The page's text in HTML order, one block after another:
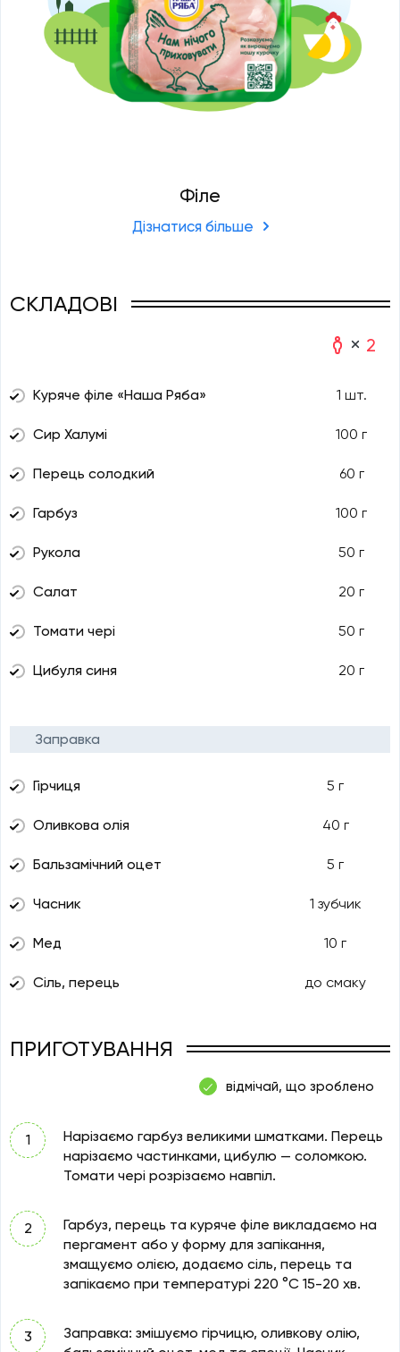
Філе
Дізнатися більше
СКЛАДОВІ
2
Куряче філе «Наша Ряба» 1 шт.
Сир Халумі 100 г
Перець солодкий 60 г
Гарбуз 100 г
Рукола 50 г
Салат 20 г
Томати чері 50 г
Цибуля синя 20 г
Заправка
Гірчиця 5 г
Оливкова олія 40 г
Бальзамічний оцет 5 г
Часник 1 зубчик
Мед 10 г
Сіль, перець до смаку
ПРИГОТУВАННЯ
відмічай, що зроблено
Нарізаємо гарбуз великими шматками. Перець
нарізаємо частинками, цибулю — соломкою.
Томати чері розрізаємо навпіл.
Гарбуз, перець та куряче філе викладаємо на
пергамент або у форму для запікання,
змащуємо олією, додаємо сіль, перець та
запікаємо при температурі 220 °C 15-20 хв.
Заправка: змішуємо гірчицю, оливкову олію,